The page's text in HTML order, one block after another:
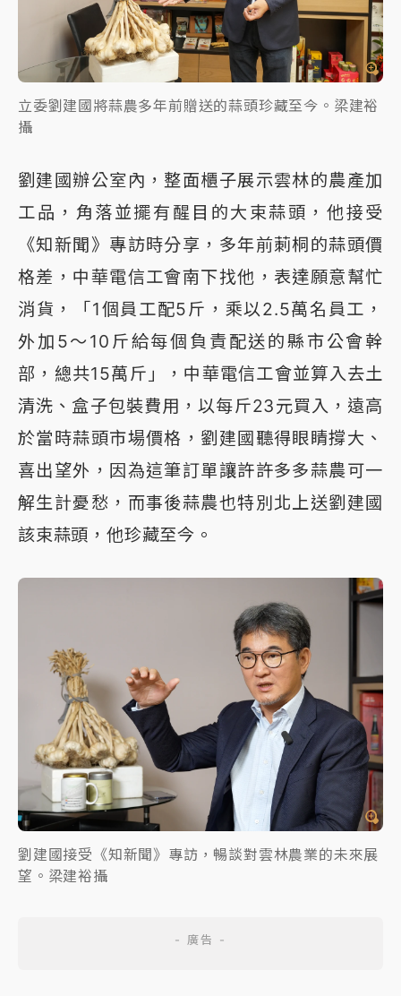
立委劉建國將蒜農多年前贈送的蒜頭珍藏至今。梁建裕
攝
劉建國辦公室內，整面櫃子展示雲林的農產加
工品，角落並擺有醒目的大束蒜頭，他接受
《知新聞》專訪時分享，多年前莿桐的蒜頭價
格差，中華電信工會南下找他，表達願意幫忙
消貨，「1個員工配5斤，乘以2.5萬名員工，
外加5～10斤給每個負責配送的縣市公會幹
部，總共15萬斤」，中華電信工會並算入去土
清洗、盒子包裝費用，以每斤23元買入，遠高
於當時蒜頭市場價格，劉建國聽得眼睛撐大、
喜出望外，因為這筆訂單讓許許多多蒜農可一
解生計憂愁，而事後蒜農也特別北上送劉建國
該束蒜頭，他珍藏至今。
劉建國接受《知新聞》專訪，暢談對雲林農業的未來展
望。梁建裕攝